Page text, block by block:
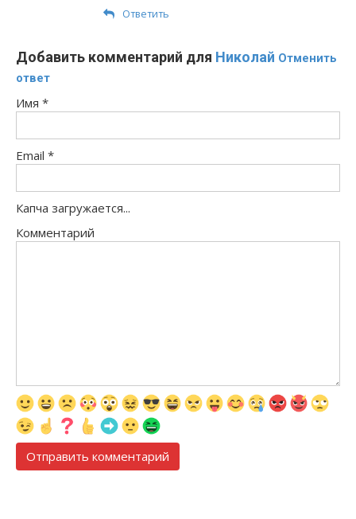
Ответить
Добавить комментарий для Николай Отменить
ответ
Имя *
Email *
Капча загружается...
Комментарий